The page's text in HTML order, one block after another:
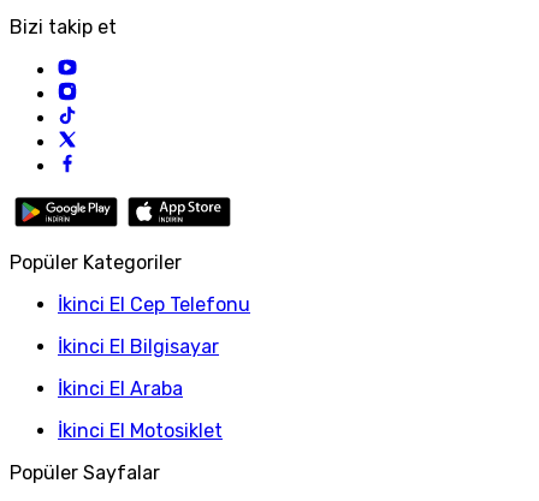
Bizi takip et
Popüler Kategoriler
İkinci El Cep Telefonu
İkinci El Bilgisayar
İkinci El Araba
İkinci El Motosiklet
Popüler Sayfalar